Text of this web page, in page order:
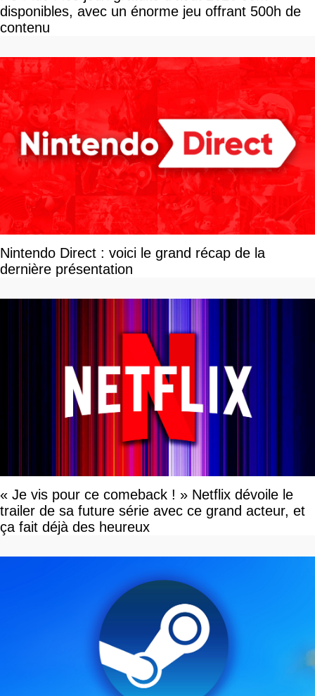
disponibles, avec un énorme jeu offrant 500h de
contenu
Nintendo Direct : voici le grand récap de la
dernière présentation
« Je vis pour ce comeback ! » Netflix dévoile le
trailer de sa future série avec ce grand acteur, et
ça fait déjà des heureux